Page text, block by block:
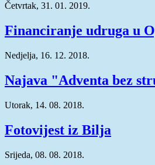
Četvrtak, 31. 01. 2019.
Financiranje udruga u
Nedjelja, 16. 12. 2018.
Najava "Adventa bez
Utorak, 14. 08. 2018.
Fotovijest iz Bilja
Srijeda, 08. 08. 2018.